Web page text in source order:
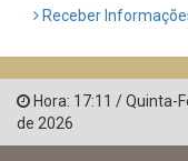
Receber
Hora: 17:11 /Quinta-
de 2026